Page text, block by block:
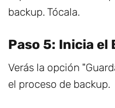
backup. Tócala.
Paso 5: Inicia el
Verás la opción
el proceso de backup.